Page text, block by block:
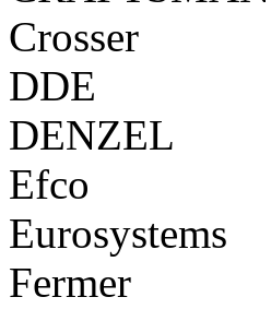
Crosser
DDE
DENZEL
Efco
Eurosystems
Fermer